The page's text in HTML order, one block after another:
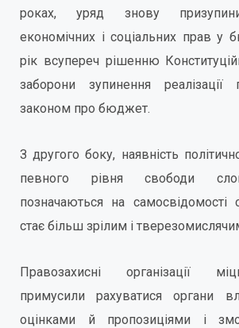
роках, уряд знову
економічних і соціальних прав у
рік всупереч рішенню
заборони зупинення
законом про бюджет.
З другого боку, наявність
певного рівня свободи
позначаються на самосвідомості
стає більш зрілим і
Правозахисні організації
примусили рахуватися органи
оцінками й пропозиціями і